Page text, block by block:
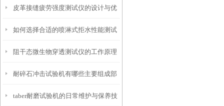
仪？
皮革接缝疲劳强度测试仪的设计与优
化
如何选择合适的喷淋式拒水性能测试
仪
阻干态微生物穿透测试仪的工作原理
解析
耐碎石冲击试验机有哪些主要组成部
分？
taber耐磨试验机的日常维护与保养技